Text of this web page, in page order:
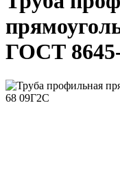
ГОСТ